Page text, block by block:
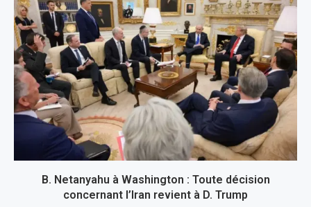
B. Netanyahu à Washington : Toute décision
concernant l’Iran revient à D. Trump